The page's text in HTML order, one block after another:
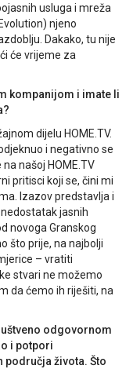
usluga i mreža
njeno
Dakako, tu nije
će vrijeme za
kompanijom i imate li
dijelu HOME.TV.
i negativno se
našoj HOME.TV
pritisci koji se, čini mi
Izazov predstavlja i
jasnih
novoga Granskog
što prije, na najbolji
– vratiti
stvari ne možemo
da ćemo ih riješiti, na
odgovornom
i potpori
života. Što